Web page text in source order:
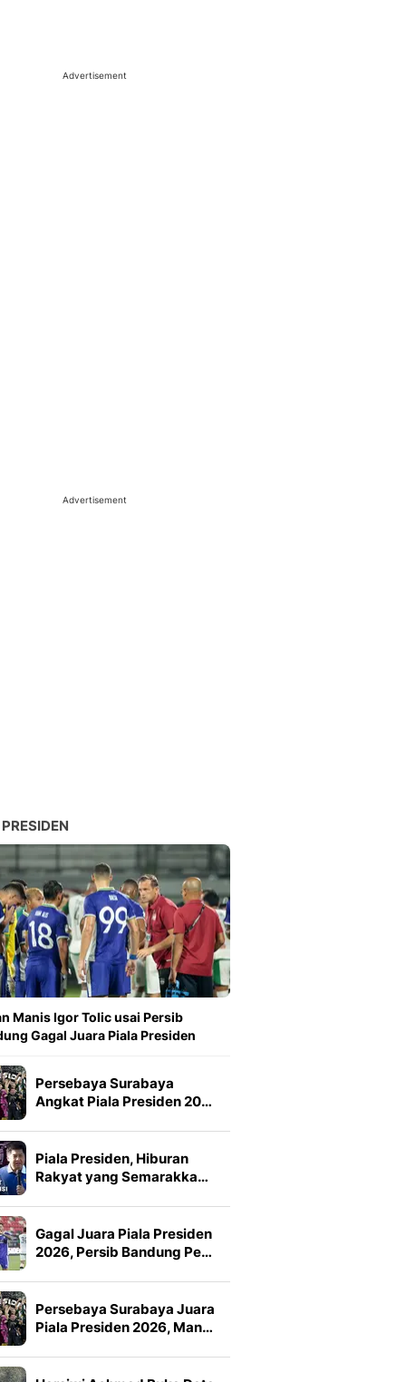
Advertisement
Advertisement
Manis Igor Tolic usai Persib
Gagal Juara Piala Presiden
Persebaya Surabaya
Angkat Piala Presiden 20…
Piala Presiden, Hiburan
Rakyat yang Semarakka…
Gagal Juara Piala Presiden
2026, Persib Bandung Pe…
Persebaya Surabaya Juara
Piala Presiden 2026, Man…